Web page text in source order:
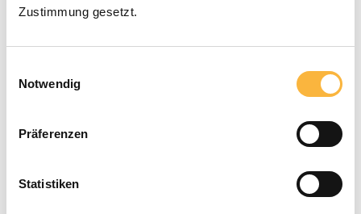
Zustimmung gesetzt.
Notwendig
Präferenzen
Statistiken
Produkt Anzahl: Gib den
Zahlungsarten